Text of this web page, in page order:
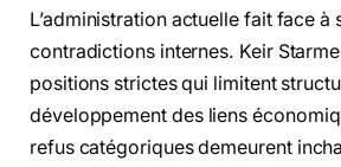
L’administration actuelle fait face à
contradictions internes. Keir
positions strictes qui limitent
développement des liens
refus catégoriques demeurent